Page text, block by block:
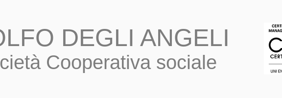
DEGLI ANGELI
Cooperativa sociale